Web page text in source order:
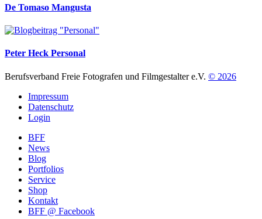
De Tomaso Mangusta
Peter Heck Personal
Berufsverband Freie Fotografen und Filmgestalter e.V. © 2026
Impressum
Datenschutz
Login
BFF
News
Blog
Portfolios
Service
Shop
Kontakt
BFF @ Facebook